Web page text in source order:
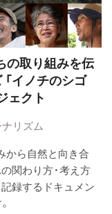
の取り組みを伝
「イノチのシゴ
ェクト
リズム
から自然と向き合
関わり方・考え方
録するドキュメン